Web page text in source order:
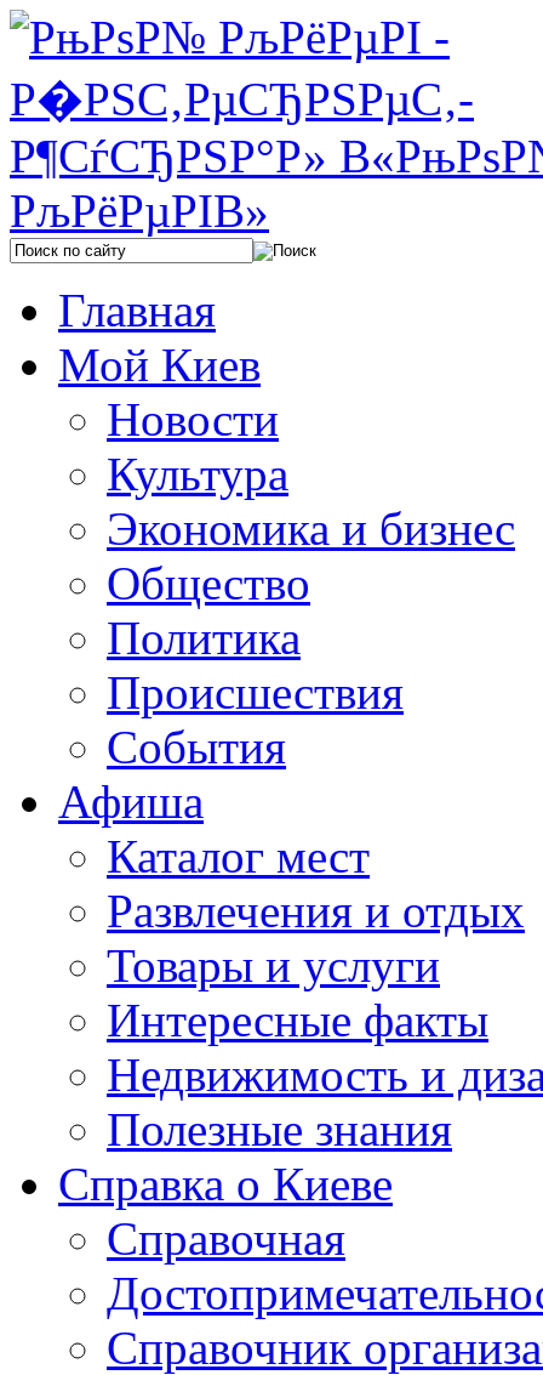
Главная
Мой Киев
Новости
Культура
Экономика и бизнес
Общество
Политика
Происшествия
События
Афиша
Каталог мест
Развлечения и отдых
Товары и услуги
Интересные факты
Недвижимость и
Полезные знания
Справка о Киеве
Справочная
Справочник